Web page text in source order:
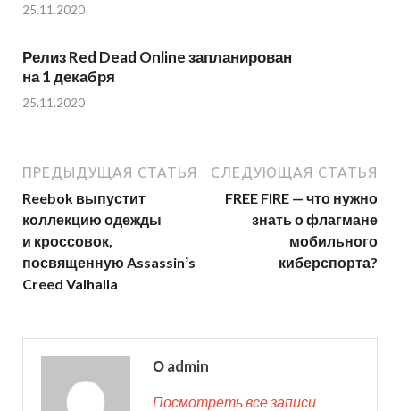
25.11.2020
Релиз Red Dead Online запланирован
на 1 декабря
25.11.2020
ПРЕДЫДУЩАЯ СТАТЬЯ
Reebok выпустит
коллекцию одежды
и кроссовок,
посвященную Assassinʼs
Creed Valhalla
СЛЕДУЮЩАЯ СТАТЬЯ
FREE FIRE — что нужно
знать о флагмане
мобильного
киберспорта?
О admin
Посмотреть все записи